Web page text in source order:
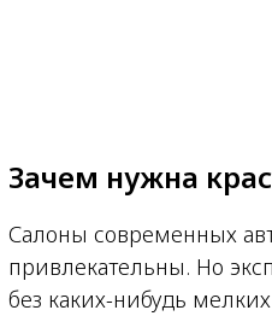
Зачем нужна
Салоны современных
привлекательны. Но
без каких-нибудь